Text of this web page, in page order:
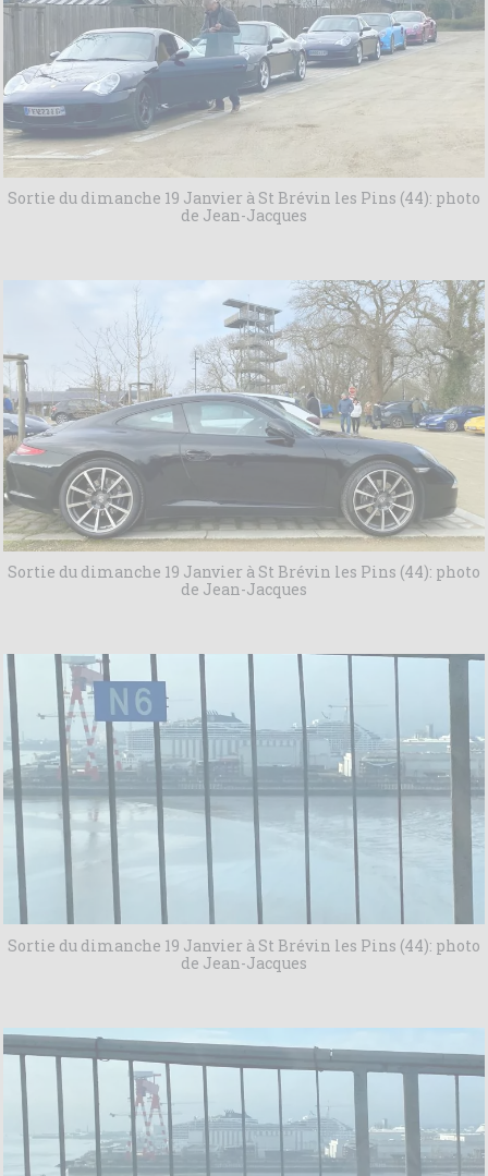
Sortie du dimanche 19 Janvier à St Brévin les Pins (44): photo
de Jean-Jacques
Sortie du dimanche 19 Janvier à St Brévin les Pins (44): photo
de Jean-Jacques
Sortie du dimanche 19 Janvier à St Brévin les Pins (44): photo
de Jean-Jacques